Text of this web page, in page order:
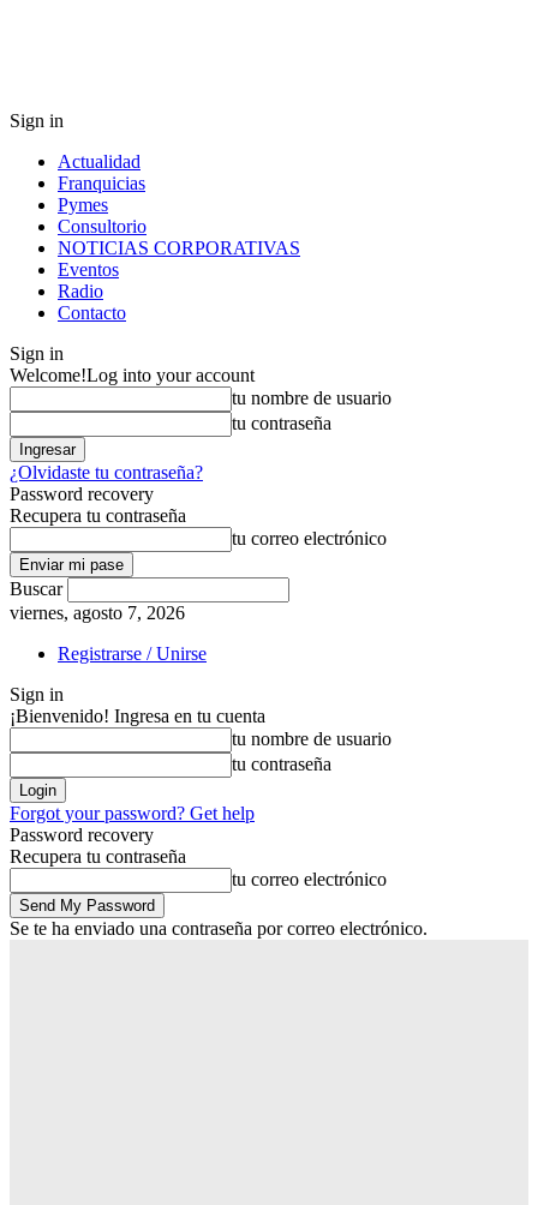
Sign in
Actualidad
Franquicias
Pymes
Consultorio
NOTICIAS CORPORATIVAS
Eventos
Radio
Contacto
Sign in
Welcome!Log into your account
tu nombre de usuario
tu contraseña
¿Olvidaste tu contraseña?
Password recovery
Recupera tu contraseña
tu correo electrónico
Buscar
viernes, agosto 7, 2026
Registrarse / Unirse
Sign in
¡Bienvenido! Ingresa en tu cuenta
tu nombre de usuario
tu contraseña
Forgot your password? Get help
Password recovery
Recupera tu contraseña
tu correo electrónico
Se te ha enviado una contraseña por correo electrónico.